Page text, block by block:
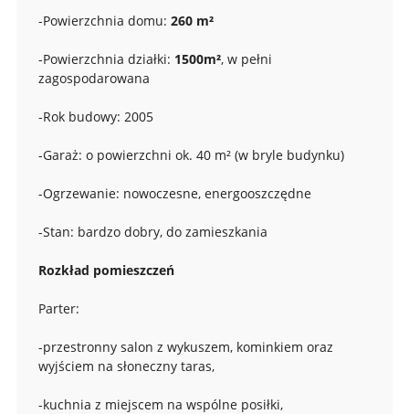
-Powierzchnia domu: 260 m²
-Powierzchnia działki: 1500m², w pełni
zagospodarowana
-Rok budowy: 2005
-Garaż: o powierzchni ok. 40 m² (w bryle budynku)
-Ogrzewanie: nowoczesne, energooszczędne
-Stan: bardzo dobry, do zamieszkania
Rozkład pomieszczeń
Parter:
-przestronny salon z wykuszem, kominkiem oraz
wyjściem na słoneczny taras,
-kuchnia z miejscem na wspólne posiłki,